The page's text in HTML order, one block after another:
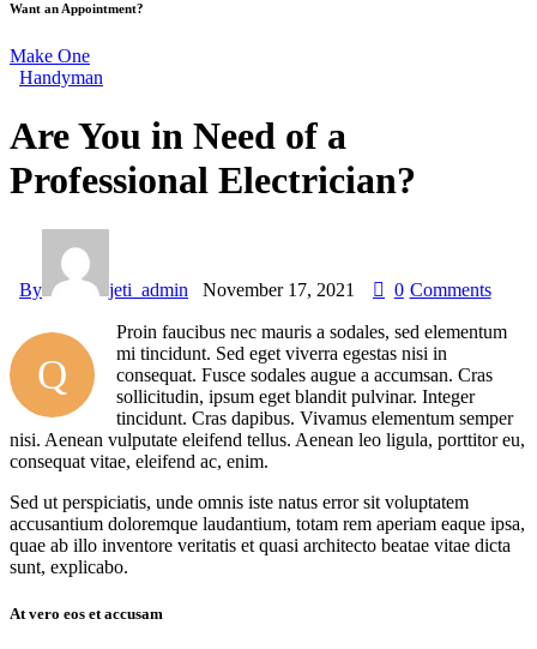
Want an Appointment?
Make One
Handyman
Are You in Need of a
Professional Electrician?
By jeti_admin November 17, 2021 0 Comments
Q
Proin faucibus nec mauris a sodales, sed elementum
mi tincidunt. Sed eget viverra egestas nisi in
consequat. Fusce sodales augue a accumsan. Cras
sollicitudin, ipsum eget blandit pulvinar. Integer
tincidunt. Cras dapibus. Vivamus elementum semper
nisi. Aenean vulputate eleifend tellus. Aenean leo ligula, porttitor eu,
consequat vitae, eleifend ac, enim.
Sed ut perspiciatis, unde omnis iste natus error sit voluptatem
accusantium doloremque laudantium, totam rem aperiam eaque ipsa,
quae ab illo inventore veritatis et quasi architecto beatae vitae dicta
sunt, explicabo.
At vero eos et accusam